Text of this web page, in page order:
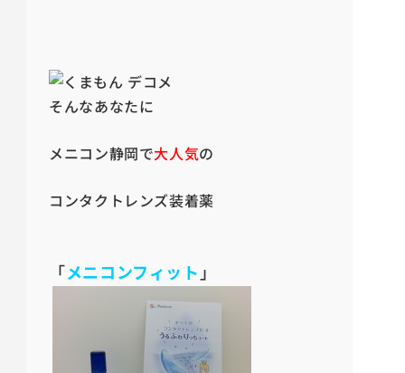
そんなあなたに
メニコン静岡で大人気の
コンタクトレンズ装着薬
「メニコンフィット 」